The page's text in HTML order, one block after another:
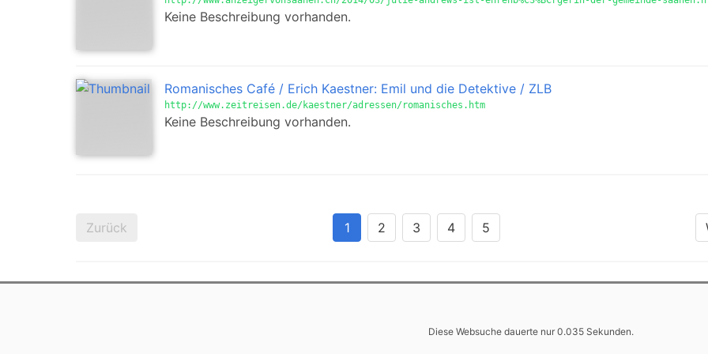
Keine Beschreibung vorhanden.
Romanisches Café / Erich Kaestner: Emil und die Detektive / ZLB
http://www.zeitreisen.de/kaestner/adressen/romanisches.htm
Keine Beschreibung vorhanden.
Zurück 1 2 3 4 5
Diese Websuche dauerte nur 0.035 Sekunden.